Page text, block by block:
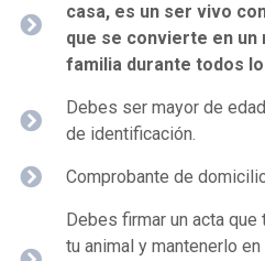
casa, es un ser vivo
que se convierte en un
familia durante todos
Debes ser mayor de
de identificación.
Comprobante de
Debes firmar un acta que
tu animal y mantenerlo